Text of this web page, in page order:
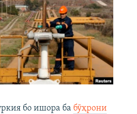
бо ишора ба бӯҳрони